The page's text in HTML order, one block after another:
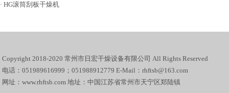
· HG滚筒刮板干燥机
Copyright 2018-2020 常州市日宏干燥设备有限公司 All Rights Reserved
电话：051989616999；051988912779 E-Mail：rhftsb@163.com
网址：www.rhftsb.com 地址：中国江苏省常州市天宁区郑陆镇